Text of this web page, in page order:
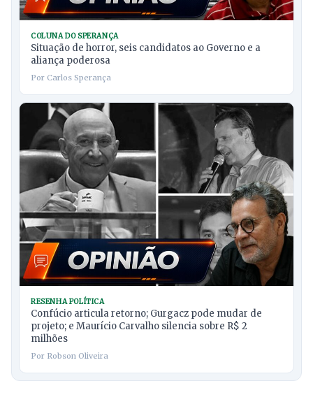
COLUNA DO SPERANÇA
Situação de horror, seis candidatos ao Governo e a
aliança poderosa
Por Carlos Sperança
RESENHA POLÍTICA
Confúcio articula retorno; Gurgacz pode mudar de
projeto; e Maurício Carvalho silencia sobre R$ 2
milhões
Por Robson Oliveira